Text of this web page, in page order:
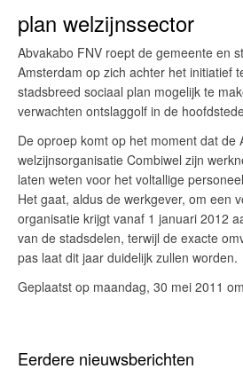
plan welzijnssector
Abvakabo FNV roept de gemeente en
Amsterdam op zich achter het initiatief
stadsbreed sociaal plan mogelijk te
verwachten ontslaggolf in de
De oproep komt op het moment dat de
welzijnsorganisatie Combiwel zijn
laten weten voor het voltallige
Het gaat, aldus de werkgever, om een
organisatie krijgt vanaf 1 januari 2012
van de stadsdelen, terwijl de exacte
pas laat dit jaar duidelijk zullen worden.
Geplaatst op maandag, 30 mei 2011
Eerdere nieuwsberichten